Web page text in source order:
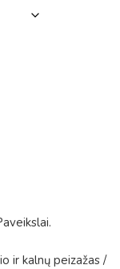
.
ir kalnų peizažas/